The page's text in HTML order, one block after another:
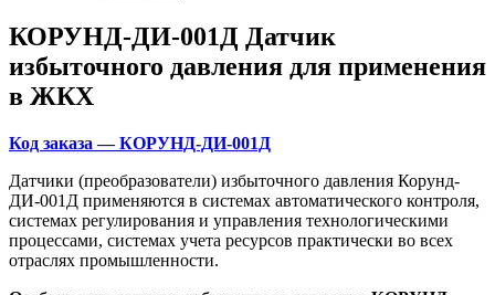
КОРУНД-ДИ-001Д Датчик
избыточного давления для применения
в ЖКХ
Код заказа — КОРУНД-ДИ-001Д
Датчики (преобразователи) избыточного давления Корунд-
ДИ-001Д применяются в системах автоматического контроля,
системах регулирования и управления технологическими
процессами, системах учета ресурсов практически во всех
отраслях промышленности.